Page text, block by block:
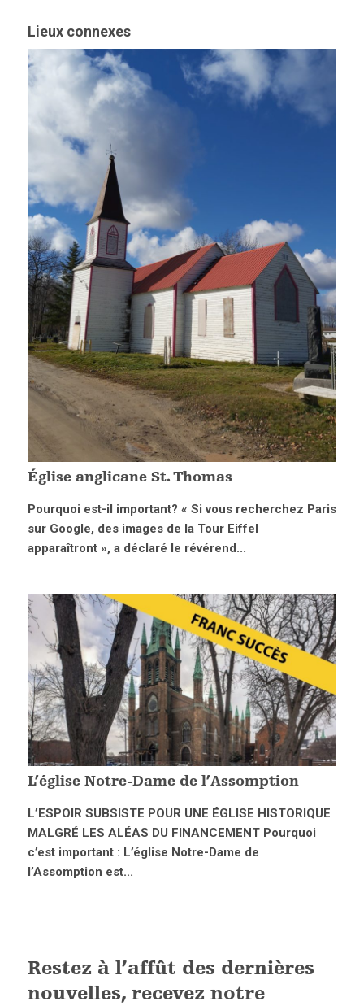
Lieux connexes
Église anglicane St. Thomas
Pourquoi est-il important? « Si vous recherchez Paris
sur Google, des images de la Tour Eiffel
apparaîtront », a déclaré le révérend...
L’église Notre-Dame de l’Assomption
L’ESPOIR SUBSISTE POUR UNE ÉGLISE HISTORIQUE
MALGRÉ LES ALÉAS DU FINANCEMENT Pourquoi
c’est important : L’église Notre-Dame de
l’Assomption est...
Restez à l’affût des dernières
nouvelles, recevez notre